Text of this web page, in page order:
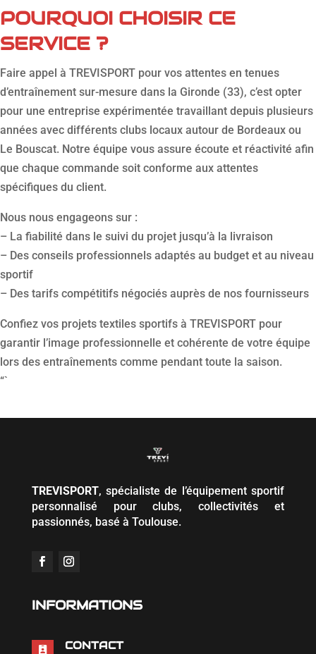
POURQUOI CHOISIR CE
SERVICE ?
Faire appel à TREVISPORT pour vos attentes en tenues
d’entraînement sur-mesure dans la Gironde (33), c’est opter
pour une entreprise expérimentée travaillant depuis plusieurs
années avec différents clubs locaux autour de Bordeaux ou
Le Bouscat. Notre équipe vous assure écoute et réactivité afin
que chaque commande soit conforme aux attentes
spécifiques du client.
Nous nous engageons sur :
– La fiabilité dans le suivi du projet jusqu’à la livraison
– Des conseils professionnels adaptés au budget et au niveau
sportif
– Des tarifs compétitifs négociés auprès de nos fournisseurs
Confiez vos projets textiles sportifs à TREVISPORT pour
garantir l’image professionnelle et cohérente de votre équipe
lors des entraînements comme pendant toute la saison.
“`
TREVISPORT, spécialiste de l’équipement sportif
personnalisé pour clubs, collectivités et
passionnés, basé à Toulouse.
INFORMATIONS

CONTACT